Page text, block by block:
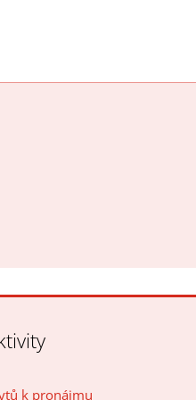
k pronájmu